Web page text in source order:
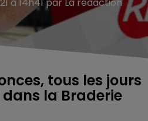
tous les jours
dans la Braderie